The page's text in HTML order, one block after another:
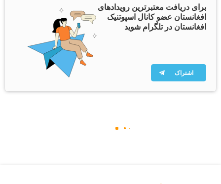
برای دریافت معتبرترین رویدادهای
افغانستان عضو کانال اسپوتنیک
افغانستان در تلگرام شوید
اشتراک